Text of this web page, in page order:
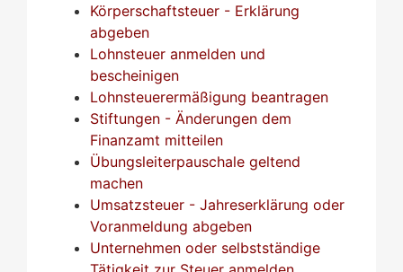
Körperschaftsteuer - Erklärung
abgeben
Lohnsteuer anmelden und
bescheinigen
Lohnsteuerermäßigung beantragen
Stiftungen - Änderungen dem
Finanzamt mitteilen
Übungsleiterpauschale geltend
machen
Umsatzsteuer - Jahreserklärung oder
Voranmeldung abgeben
Unternehmen oder selbstständige